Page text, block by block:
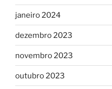
janeiro 2024
dezembro 2023
novembro 2023
outubro 2023